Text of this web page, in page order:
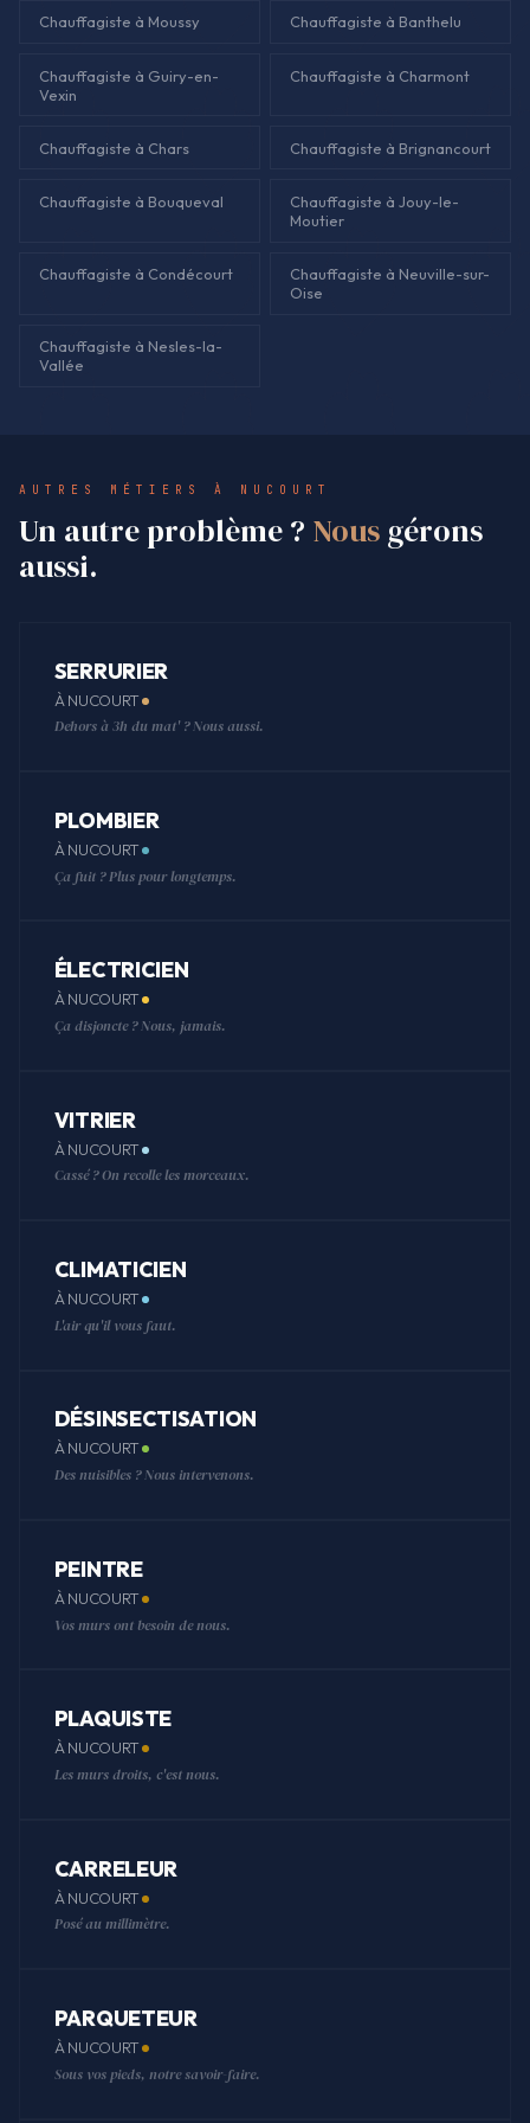
Chauffagiste à Moussy Chauffagiste à Banthelu
Chauffagiste à Guiry-en-
Vexin
Chauffagiste à Charmont
Chauffagiste à Chars Chauffagiste à Brignancourt
Chauffagiste à Bouqueval
Chauffagiste à Jouy-le-
Moutier
Chauffagiste à Condécourt
Chauffagiste à Neuville-sur-
Oise
Chauffagiste à Nesles-la-
Vallée
AUTRES MÉTIERS À NUCOURT
Un autre problème ? Nous gérons
aussi.
SERRURIER
À NUCOURT
Dehors à 3h du mat' ? Nous aussi.
PLOMBIER
À NUCOURT
Ça fuit ? Plus pour longtemps.
ÉLECTRICIEN
À NUCOURT
Ça disjoncte ? Nous, jamais.
VITRIER
À NUCOURT
Cassé ? On recolle les morceaux.
CLIMATICIEN
À NUCOURT
L'air qu'il vous faut.
DÉSINSECTISATION
À NUCOURT
Des nuisibles ? Nous intervenons.
PEINTRE
À NUCOURT
Vos murs ont besoin de nous.
PLAQUISTE
À NUCOURT
Les murs droits, c'est nous.
CARRELEUR
À NUCOURT
Posé au millimètre.
PARQUETEUR
À NUCOURT
Sous vos pieds, notre savoir-faire.